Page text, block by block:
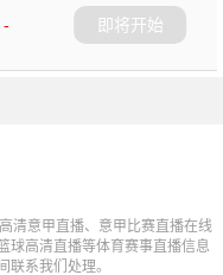
-
即将开始
清意甲直播、意甲比赛直播在线
球高清直播等体育赛事直播信息
联系我们处理。